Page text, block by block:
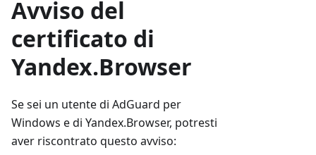
Avviso del
certificato di
Yandex.Browser
Se sei un utente di AdGuard per
Windows e di Yandex.Browser, potresti
aver riscontrato questo avviso: